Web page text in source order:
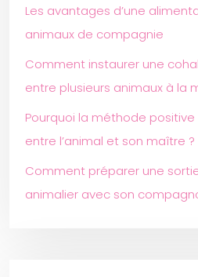
Les avantages d’une
animaux de compagnie
Comment instaurer une
entre plusieurs animaux à la
Pourquoi la méthode
entre l’animal et son maître ?
Comment préparer une
animalier avec son